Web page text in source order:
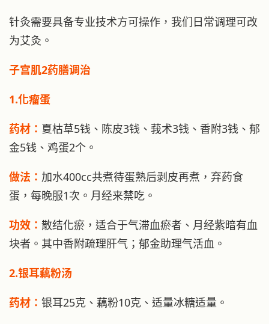
针灸需要具备专业技术方可操作，我们日常调理可改
为艾灸。
子宫肌2药膳调治
1.化瘤蛋
药材： 夏枯草5钱、陈皮3钱、莪术3钱、香附3钱、郁
金5钱、鸡蛋2个。
做法： 加水400cc共煮待蛋熟后剥皮再煮，弃药食
蛋，每晚服1次。月经来禁吃。
功效： 散结化瘀，适合于气滞血瘀者、月经紫暗有血
块者。其中香附疏理肝气；郁金助理气活血。
2.银耳藕粉汤
药材： 银耳25克、藕粉10克、适量冰糖适量。